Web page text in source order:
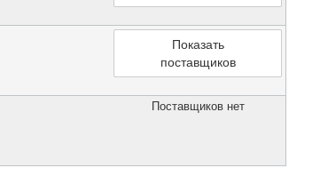
Показать
поставщиков
Поставщиков нет